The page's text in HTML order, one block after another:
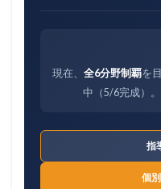
現在、 全6分野制覇を
中（5/6完成）。
指
個